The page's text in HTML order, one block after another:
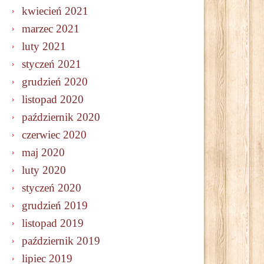
kwiecień 2021
marzec 2021
luty 2021
styczeń 2021
grudzień 2020
listopad 2020
październik 2020
czerwiec 2020
maj 2020
luty 2020
styczeń 2020
grudzień 2019
listopad 2019
październik 2019
lipiec 2019